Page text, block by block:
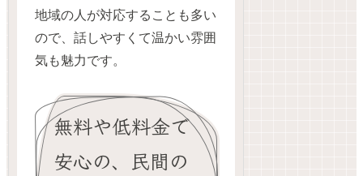
地域の人が対応することも多い
ので、話しやすくて温かい雰囲
気も魅力です。
無料や低料金で
安心の、民間の